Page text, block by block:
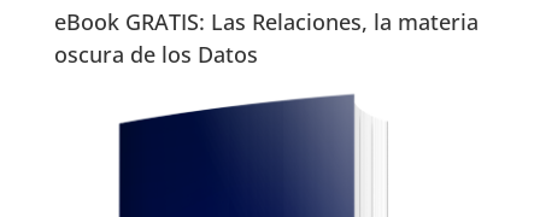
eBook GRATIS: Las Relaciones, la materia
oscura de los Datos